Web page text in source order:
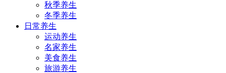
秋季养生
冬季养生
日常养生
运动养生
名家养生
美食养生
旅游养生